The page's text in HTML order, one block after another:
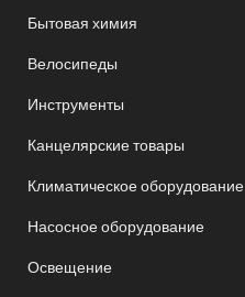
Бытовая химия
Велосипеды
Инструменты
Канцелярские товары
Климатическое оборудование
Насосное оборудование
Освещение